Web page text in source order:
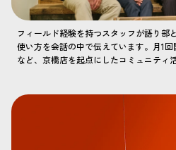
フィールド経験を持つスタッフが語り部
使い方を会話の中で伝えています。月1
など、京橋店を起点にしたコミュニティ